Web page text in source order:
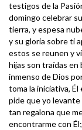
testigos de la
domingo celebrar
tierra, y espesa
y su gloria sobre ti
estos se reunen y
hijas son traídas en
inmenso de Dios
toma la iniciativa, Él
pide que yo levante
tan regalona que
encontrarme con